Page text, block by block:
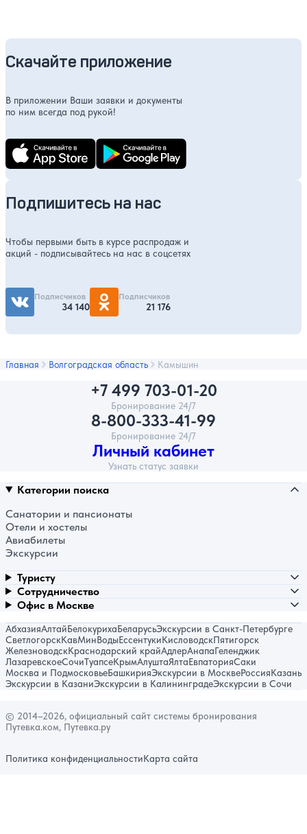
Скачайте приложение
В приложении Ваши заявки и документы
по ним всегда под рукой!
Подпишитесь на нас
Чтобы первыми быть в курсе распродаж и
акций - подписывайтесь на нас в соцсетях
Подписчиков
34 140
Подписчиков
21 176
Главная Волгоградская область Камышин
+7 499 703-01-20
Бронирование 24/7
8-800-333-41-99
Бронирование 24/7
Личный кабинет
Узнать статус заявки
Категории поиска
Санатории и пансионаты
Отели и хостелы
Авиабилеты
Экскурсии
Туристу
Сотрудничество
Офис в Москве
АбхазияАлтайБелокурихаБеларусьЭкскурсии в Санкт-Петербурге
СветлогорскКавМинВодыЕссентукиКисловодскПятигорск
ЖелезноводскКраснодарский крайАдлерАнапаГеленджик
ЛазаревскоеСочиТуапсеКрымАлуштаЯлтаЕвпаторияСаки
Москва и ПодмосковьеБашкирияЭкскурсии в МосквеРоссияКазань
Экскурсии в КазаниЭкскурсии в КалининградеЭкскурсии в Сочи
© 2014–2026, официальный сайт системы бронирования
Путевка.ком, Путевка.ру
Политика конфиденциальностиКарта сайта